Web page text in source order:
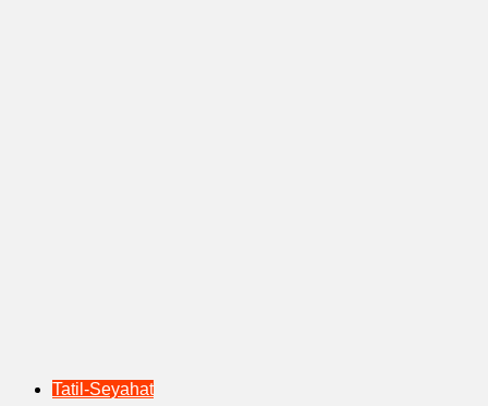
Tatil-Seyahat